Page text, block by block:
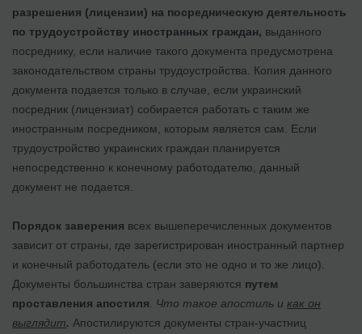
разрешения (лицензии) на посредническую деятельность
по трудоустройству иностранных граждан, выданного
посреднику, если наличие такого документа предусмотрена
законодательством страны трудоустройства. Копия данного
документа подается только в случае, если украинский
посредник (лицензиат) собирается работать с таким же
иностранным посредником, которым является сам. Если
трудоустройство украинских граждан планируется
непосредственно к конечному работодателю, данный
документ не подается.
Порядок заверения всех вышеперечисленных документов
зависит от страны, где зарегистрирован иностранный партнер
и конечный работодатель (если это не одно и то же лицо).
Документы большинства стран заверяются путем
проставления апостиля
Что такое апостиль и как он
выглядит. Апостилируются документы стран-участниц